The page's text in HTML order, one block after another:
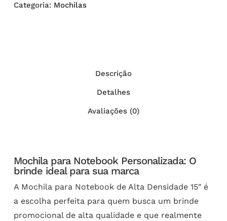
Categoria: Mochilas
Descrição
Detalhes
Avaliações (0)
Mochila para Notebook Personalizada: O
brinde ideal para sua marca
A Mochila para Notebook de Alta Densidade 15″ é
a escolha perfeita para quem busca um brinde
promocional de alta qualidade e que realmente